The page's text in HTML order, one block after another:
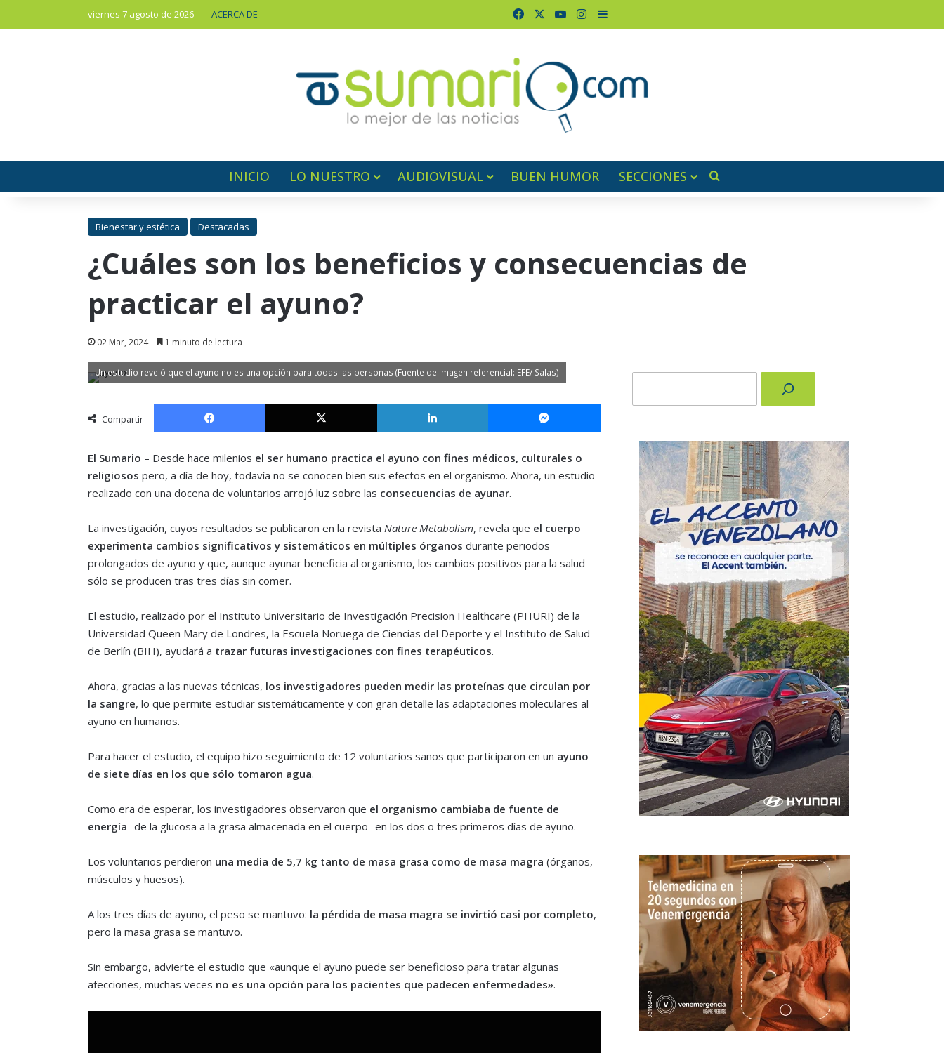
viernes 7 agosto de 2026 ACERCA DE FacebookYouTubeInstagram
Barra lateral
INICIO LO NUESTRO AUDIOVISUAL BUEN HUMOR SECCIONES
Bienestar y estética Destacadas
¿Cuáles son los beneficios y consecuencias de
practicar el ayuno?
02 Mar, 2024 1 minuto de lectura
Un estudio reveló que el ayuno no es una opción para todas las personas (Fuente de imagen referencial: EFE/ Salas)
Compartir
Facebook X LinkedIn Messenger
El Sumario – Desde hace milenios el ser humano practica el ayuno con fines médicos, culturales o
religiosos pero, a día de hoy, todavía no se conocen bien sus efectos en el organismo. Ahora, un estudio
realizado con una docena de voluntarios arrojó luz sobre las consecuencias de ayunar.
La investigación, cuyos resultados se publicaron en la revista Nature Metabolism, revela que el cuerpo
experimenta cambios significativos y sistemáticos en múltiples órganos durante periodos
prolongados de ayuno y que, aunque ayunar beneficia al organismo, los cambios positivos para la salud
sólo se producen tras tres días sin comer.
El estudio, realizado por el Instituto Universitario de Investigación Precision Healthcare (PHURI) de la
Universidad Queen Mary de Londres, la Escuela Noruega de Ciencias del Deporte y el Instituto de Salud
de Berlín (BIH), ayudará a trazar futuras investigaciones con fines terapéuticos.
Ahora, gracias a las nuevas técnicas, los investigadores pueden medir las proteínas que circulan por
la sangre, lo que permite estudiar sistemáticamente y con gran detalle las adaptaciones moleculares al
ayuno en humanos.
Para hacer el estudio, el equipo hizo seguimiento de 12 voluntarios sanos que participaron en un ayuno
de siete días en los que sólo tomaron agua.
Como era de esperar, los investigadores observaron que el organismo cambiaba de fuente de
energía -de la glucosa a la grasa almacenada en el cuerpo- en los dos o tres primeros días de ayuno.
Los voluntarios perdieron una media de 5,7 kg tanto de masa grasa como de masa magra (órganos,
músculos y huesos).
A los tres días de ayuno, el peso se mantuvo: la pérdida de masa magra se invirtió casi por completo,
pero la masa grasa se mantuvo.
Sin embargo, advierte el estudio que «aunque el ayuno puede ser beneficioso para tratar algunas
afecciones, muchas veces no es una opción para los pacientes que padecen enfermedades».